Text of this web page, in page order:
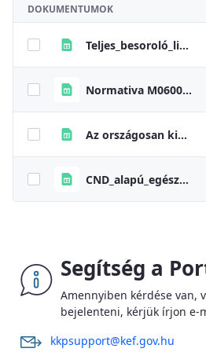
DOKUMENTUMOK
Teljes_besoroló_lista_2023_04_28
Normativa M0600 gepjarmuvek portal
Az országosan kiemelt termékekre vonatkozó állami normatívákról szóló PM rendelet elérhetősége
CND_alapú_egészségügyi_besorolók_20210319
Segítség a
Amennyiben kérdése van,
bejelenteni, kérjük írjon e-
kkpsupport@kef.gov.hu